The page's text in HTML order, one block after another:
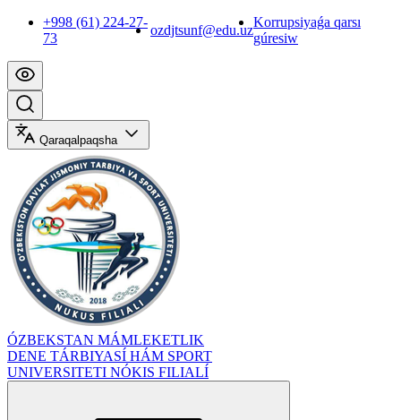
+998 (61) 224-27-
73
ozdjtsunf@edu.uz
Korrupsiyaǵa qarsı
gúresiw
Qaraqalpaqsha
ÓZBEKSTAN MÁMLEKETLIK
DENE TÁRBIYASÍ HÁM SPORT
UNIVERSITETI NÓKIS FILIALÍ